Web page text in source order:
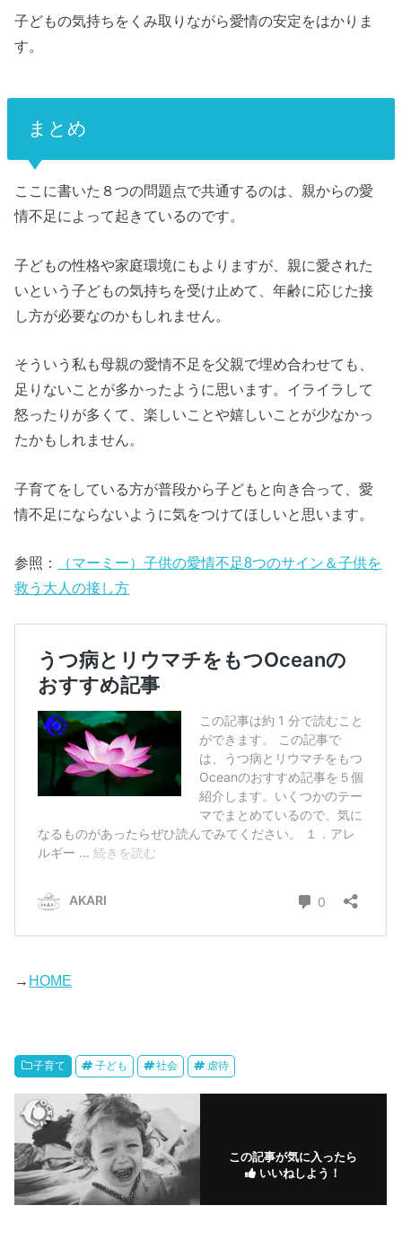
子どもの気持ちをくみ取りながら愛情の安定をはかりま
す。
まとめ
ここに書いた８つの問題点で共通するのは、親からの愛
情不足によって起きているのです。
子どもの性格や家庭環境にもよりますが、親に愛された
いという子どもの気持ちを受け止めて、年齢に応じた接
し方が必要なのかもしれません。
そういう私も母親の愛情不足を父親で埋め合わせても、
足りないことが多かったように思います。イライラして
怒ったりが多くて、楽しいことや嬉しいことが少なかっ
たかもしれません。
子育てをしている方が普段から子どもと向き合って、愛
情不足にならないように気をつけてほしいと思います。
参照：
（マーミー）子供の愛情不足8つのサイン＆子供を
救う大人の接し方
→ HOME
子育て 子ども 社会 虐待
この記事が気に入ったら
いいねしよう！